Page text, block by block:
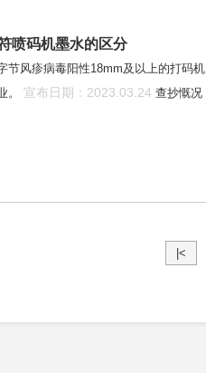
喷码机墨水的区分
节风疹病毒阳性18mm及以上的打码
。 宣布日期：2023.03.24 查抄慨况
|<